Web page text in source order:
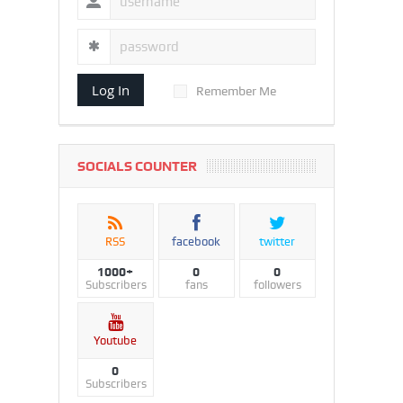
Log In Remember Me
SOCIALS COUNTER
RSS
1000+
Subscribers
facebook
0
fans
twitter
0
followers
Youtube
0
Subscribers